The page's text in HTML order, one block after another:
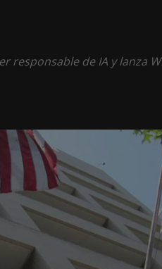
responsable de IA y lanza